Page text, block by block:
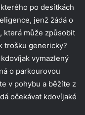
po desítkách
jenž žádá o
která může způsobit
trošku genericky?
vymazlený
o parkourovou
v pohybu a běžíte z
očekávat kdovíjaké